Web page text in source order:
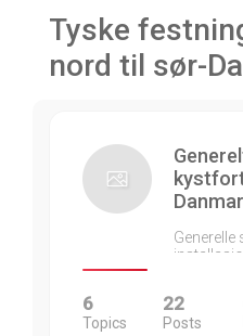
Tyske
nord til sør-
6
Topics
22
Posts